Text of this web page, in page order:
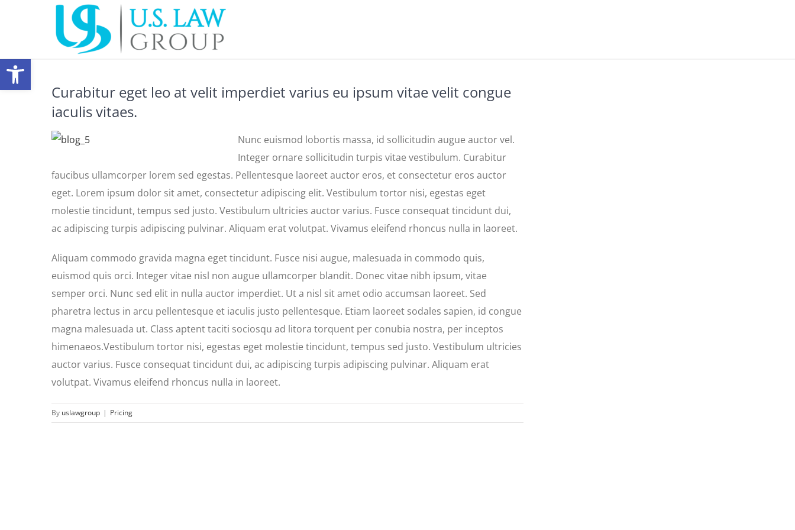
Open toolbar
Curabitur eget leo at velit imperdiet varius eu ipsum vitae velit congue
iaculis vitaes.
Nunc euismod lobortis massa, id sollicitudin augue auctor vel.
Integer ornare sollicitudin turpis vitae vestibulum. Curabitur
faucibus ullamcorper lorem sed egestas. Pellentesque laoreet auctor eros, et consectetur eros auctor
eget. Lorem ipsum dolor sit amet, consectetur adipiscing elit. Vestibulum tortor nisi, egestas eget
molestie tincidunt, tempus sed justo. Vestibulum ultricies auctor varius. Fusce consequat tincidunt dui,
ac adipiscing turpis adipiscing pulvinar. Aliquam erat volutpat. Vivamus eleifend rhoncus nulla in laoreet.
Aliquam commodo gravida magna eget tincidunt. Fusce nisi augue, malesuada in commodo quis,
euismod quis orci. Integer vitae nisl non augue ullamcorper blandit. Donec vitae nibh ipsum, vitae
semper orci. Nunc sed elit in nulla auctor imperdiet. Ut a nisl sit amet odio accumsan laoreet. Sed
pharetra lectus in arcu pellentesque et iaculis justo pellentesque. Etiam laoreet sodales sapien, id congue
magna malesuada ut. Class aptent taciti sociosqu ad litora torquent per conubia nostra, per inceptos
himenaeos.Vestibulum tortor nisi, egestas eget molestie tincidunt, tempus sed justo. Vestibulum ultricies
auctor varius. Fusce consequat tincidunt dui, ac adipiscing turpis adipiscing pulvinar. Aliquam erat
volutpat. Vivamus eleifend rhoncus nulla in laoreet.
By uslawgroup | Pricing